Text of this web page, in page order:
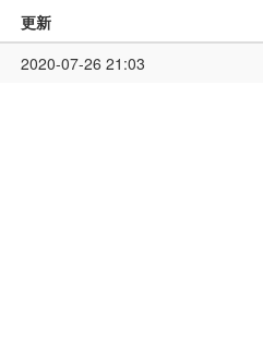
更新
2020-07-26 21:03